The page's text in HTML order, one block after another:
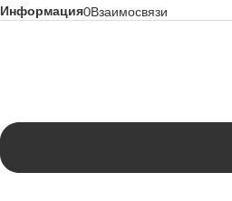
Информация0Взаимосвязи